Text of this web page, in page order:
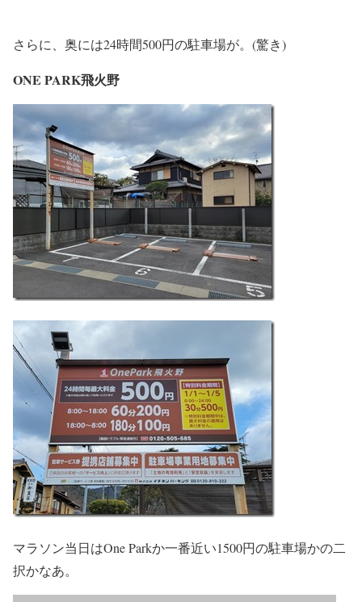
さらに、奥には24時間500円の駐車場が。(驚き)
ONE PARK飛火野
マラソン当日はOne Parkか一番近い1500円の駐車場かの二
択かなあ。